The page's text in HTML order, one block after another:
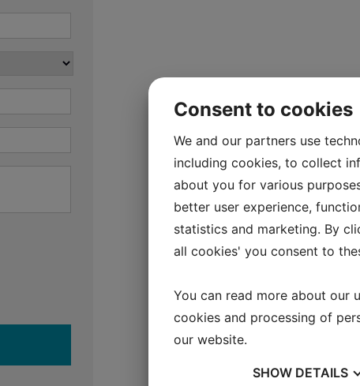
Consent to cookies
We and our partners use
including cookies, to collect
about you for various
better user experience,
statistics and marketing. By
all cookies' you consent to
You can read more about our
cookies and processing of
our website.
SHOW DETAILS